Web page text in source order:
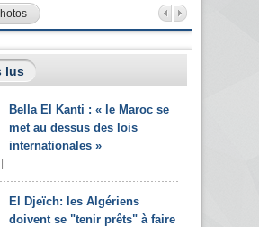
lus
Bella El Kanti : « le Maroc se
met au dessus des lois
internationales »
El Djeïch: les Algériens
doivent se "tenir prêts" à faire